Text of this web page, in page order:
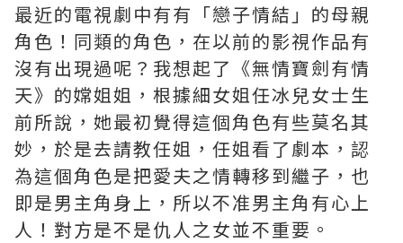
最近的電視劇中有有「戀子情結」的母親
角色！同類的角色，在以前的影視作品有
沒有出現過呢？我想起了《無情寶劍有情
天》的嫦姐姐，根據細女姐任冰兒女士生
前所說，她最初覺得這個角色有些莫名其
妙，於是去請教任姐，任姐看了劇本，認
為這個角色是把愛夫之情轉移到繼子，也
即是男主角身上，所以不准男主角有心上
人！對方是不是仇人之女並不重要。